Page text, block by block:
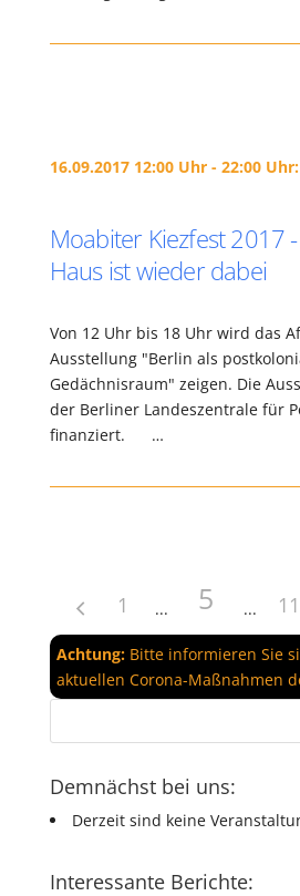
16.09.2017 12:00 Uhr - 22:00 Uhr:
Moabiter Kiezfest 2017
Haus ist wieder dabei
Von 12 Uhr bis 18 Uhr wird das
Ausstellung "Berlin als
Gedächnisraum" zeigen. Die
der Berliner Landeszentrale für
finanziert. …
1 5 11
Achtung:Bitte informieren Sie
aktuellen Corona-Maßnahmen
Demnächst bei uns:
Derzeit sind keine
Interessante Berichte: